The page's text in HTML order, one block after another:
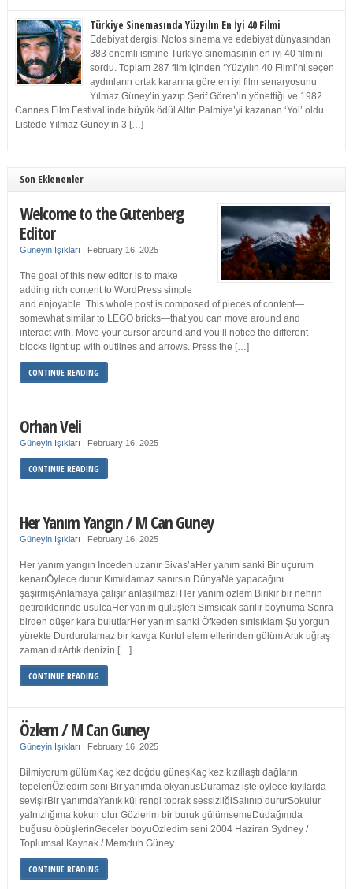
Türkiye Sinemasında Yüzyılın En İyi 40 Filmi
Edebiyat dergisi Notos sinema ve edebiyat dünyasından
383 önemli ismine Türkiye sinemasının en iyi 40 filmini
sordu. Toplam 287 film içinden ‘Yüzyılın 40 Filmi’ni seçen
aydınların ortak kararına göre en iyi film senaryosunu
Yılmaz Güney’in yazıp Şerif Gören’in yönettiği ve 1982
Cannes Film Festival’inde büyük ödül Altın Palmiye’yi kazanan ‘Yol’ oldu.
Listede Yılmaz Güney’in 3 […]
Son Eklenenler
Welcome to the Gutenberg
Editor
Güneyin Işıkları | February 16, 2025
The goal of this new editor is to make
adding rich content to WordPress simple
and enjoyable. This whole post is composed of pieces of content—
somewhat similar to LEGO bricks—that you can move around and
interact with. Move your cursor around and you’ll notice the different
blocks light up with outlines and arrows. Press the […]
CONTINUE READING
Orhan Veli
Güneyin Işıkları | February 16, 2025
CONTINUE READING
Her Yanım Yangın / M Can Guney
Güneyin Işıkları | February 16, 2025
Her yanım yangın İnceden uzanır Sivas’aHer yanım sanki Bir uçurum
kenarıÖylece durur Kımıldamaz sanırsın DünyaNe yapacağını
şaşırmışAnlamaya çalışır anlaşılmazı Her yanım özlem Birikir bir nehrin
getirdiklerinde usulcaHer yanım gülüşleri Sımsıcak sarılır boynuma Sonra
birden düşer kara bulutlarHer yanım sanki Öfkeden sırılsıklam Şu yorgun
yürekte Durdurulamaz bir kavga Kurtul elem ellerinden gülüm Artık uğraş
zamanıdırArtık denizin […]
CONTINUE READING
Özlem / M Can Guney
Güneyin Işıkları | February 16, 2025
Bilmiyorum gülümKaç kez doğdu güneşKaç kez kızıllaştı dağların
tepeleriÖzledim seni Bir yanımda okyanusDuramaz işte öylece kıyılarda
sevişirBir yanımdaYanık kül rengi toprak sessizliğiSalınıp dururSokulur
yalnızlığıma kokun olur Gözlerim bir buruk gülümsemeDudağımda
buğusu öpüşlerinGeceler boyuÖzledim seni 2004 Haziran Sydney /
Toplumsal Kaynak / Memduh Güney
CONTINUE READING